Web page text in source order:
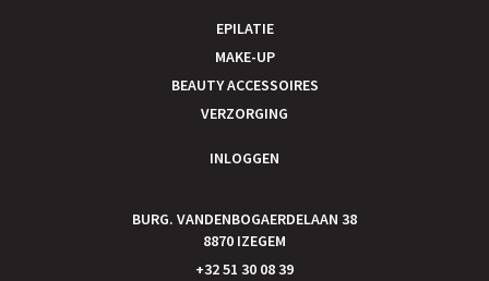
EPILATIE
MAKE-UP
BEAUTY ACCESSOIRES
VERZORGING
INLOGGEN
BURG. VANDENBOGAERDELAAN 38
8870 IZEGEM
+32 51 30 08 39